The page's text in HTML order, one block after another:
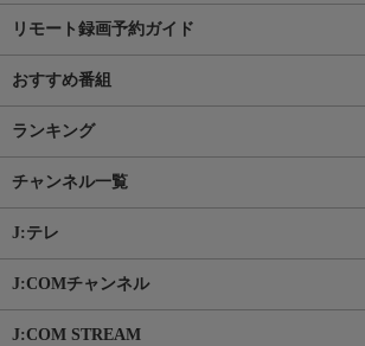
リモート録画予約ガイド
おすすめ番組
ランキング
チャンネル一覧
J:テレ
J:COMチャンネル
J:COM STREAM